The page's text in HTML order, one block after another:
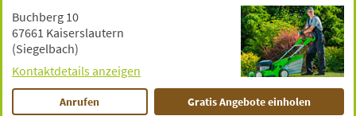
Buchberg 10
67661 Kaiserslautern
(Siegelbach)
Kontaktdetails anzeigen
Anrufen Gratis Angebote einholen